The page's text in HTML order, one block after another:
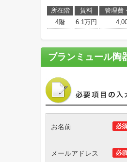
所在階 賃料 管理費
4階
6.1万円
ブランミュール陶
必須
お名前
必須
メールアドレス